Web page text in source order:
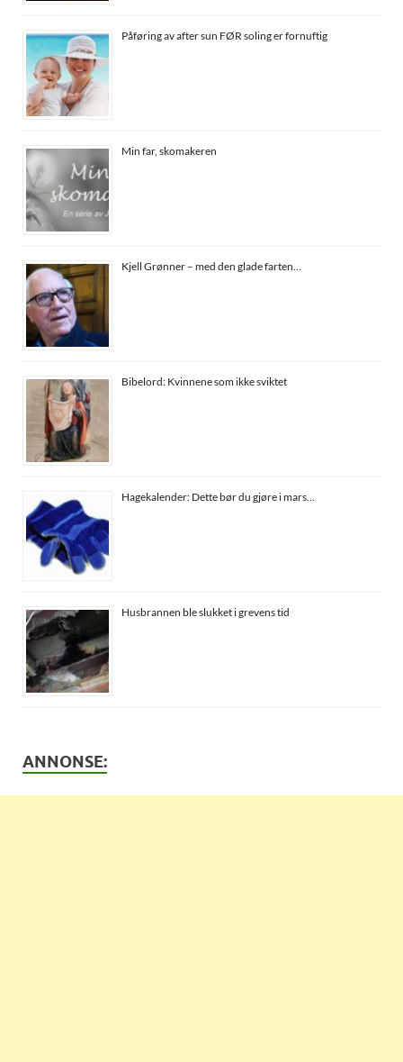
Påføring av after sun FØR soling er fornuftig
Min far, skomakeren
Kjell Grønner – med den glade farten…
Bibelord: Kvinnene som ikke sviktet
Hagekalender: Dette bør du gjøre i mars…
Husbrannen ble slukket i grevens tid
ANNONSE: